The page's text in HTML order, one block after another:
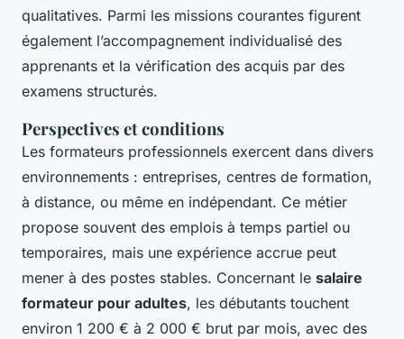
qualitatives. Parmi les missions courantes figurent
également l’accompagnement individualisé des
apprenants et la vérification des acquis par des
examens structurés.
Perspectives et conditions
Les formateurs professionnels exercent dans divers
environnements : entreprises, centres de formation,
à distance, ou même en indépendant. Ce métier
propose souvent des emplois à temps partiel ou
temporaires, mais une expérience accrue peut
mener à des postes stables. Concernant le salaire
formateur pour adultes, les débutants touchent
environ 1 200 € à 2 000 € brut par mois, avec des